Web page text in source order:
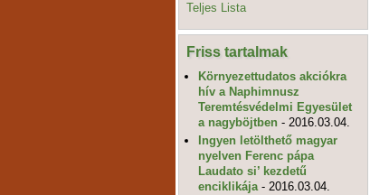
Teljes Lista
Friss tartalmak
Környezettudatos akciókra
hív a Naphimnusz
Teremtésvédelmi Egyesület
a nagyböjtben - 2016.03.04.
Ingyen letölthető magyar
nyelven Ferenc pápa
Laudato si’ kezdetű
enciklikája - 2016.03.04.